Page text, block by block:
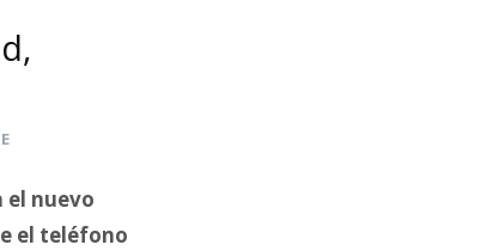
el nuevo
el teléfono